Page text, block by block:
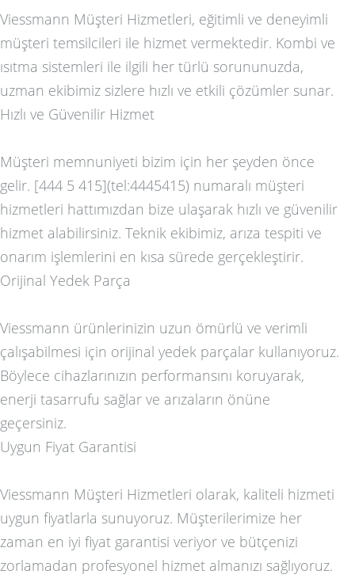
Viessmann Müşteri Hizmetleri, eğitimli ve deneyimli
müşteri temsilcileri ile hizmet vermektedir. Kombi ve
ısıtma sistemleri ile ilgili her türlü sorununuzda,
uzman ekibimiz sizlere hızlı ve etkili çözümler sunar.
Hızlı ve Güvenilir Hizmet
Müşteri memnuniyeti bizim için her şeyden önce
gelir. [444 5 415](tel:4445415) numaralı müşteri
hizmetleri hattımızdan bize ulaşarak hızlı ve güvenilir
hizmet alabilirsiniz. Teknik ekibimiz, arıza tespiti ve
onarım işlemlerini en kısa sürede gerçekleştirir.
Orijinal Yedek Parça
Viessmann ürünlerinizin uzun ömürlü ve verimli
çalışabilmesi için orijinal yedek parçalar kullanıyoruz.
Böylece cihazlarınızın performansını koruyarak,
enerji tasarrufu sağlar ve arızaların önüne
geçersiniz.
Uygun Fiyat Garantisi
Viessmann Müşteri Hizmetleri olarak, kaliteli hizmeti
uygun fiyatlarla sunuyoruz. Müşterilerimize her
zaman en iyi fiyat garantisi veriyor ve bütçenizi
zorlamadan profesyonel hizmet almanızı sağlıyoruz.